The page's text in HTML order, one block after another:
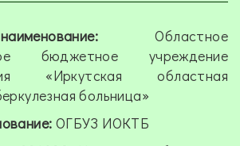
Областное
бюджетное учреждение
«Иркутская областная
больница»
ОГБУЗ ИОКТБ